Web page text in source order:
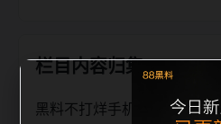
栏目内容归集
黑料不打烊手机版入口明星